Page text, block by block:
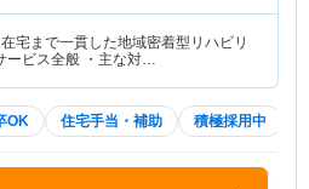
宅まで一貫した地域密着型リハビリ
ービス全般 ・主な対…
OK 住宅手当・補助 積極採用中